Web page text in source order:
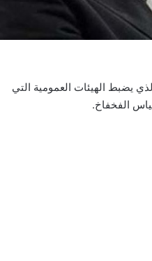
يضبط الهيئات العمومية التي
الفخفاخ.